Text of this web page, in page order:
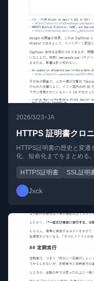
2026/3/23•JA
HTTPS 証明書クロ
HTTPS証明書の歴史と変
化、短命化までをまとめる。
HTTPS証明書 SSL証明
Jxck